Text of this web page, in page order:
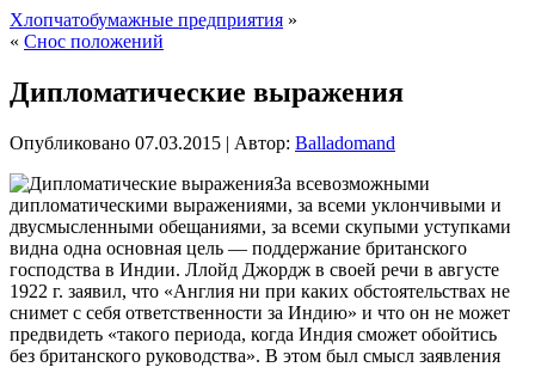
Хлопчатобумажные предприятия »
« Снос положений
Дипломатические выражения
Опубликовано 07.03.2015 | Автор: Balladomand
За всевозможными
дипломатическими выражениями, за всеми уклончивыми и
двусмысленными обещаниями, за всеми скупыми уступками
видна одна основная цель — поддержание британского
господства в Индии. Ллойд Джордж в своей речи в августе
1922 г. заявил, что «Англия ни при каких обстоятельствах не
снимет с себя ответственности за Индию» и что он не может
предвидеть «такого периода, когда Индия сможет обойтись
без британского руководства». В этом был смысл заявления